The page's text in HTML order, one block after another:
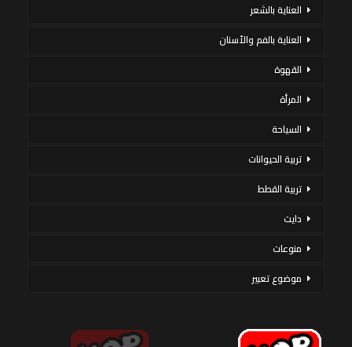
العناية بالشعر
العناية بالفم والأسنان
القهوة
المرأة
السياحة
تربية الحيوانات
تربية القطط
دايت
منوعات
موضوع تعبير